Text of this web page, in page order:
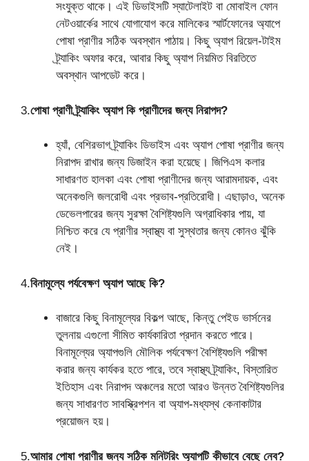
সংযুক্ত থাকে। এই ডিভাইসটি স্যাটেলাইট বা মোবাইল ফোন
নেটওয়ার্কের সাথে যোগাযোগ করে মালিকের স্মার্টফোনের অ্যাপে
পোষা প্রাণীর সঠিক অবস্থান পাঠায়। কিছু অ্যাপ রিয়েল-টাইম
ট্র্যাকিং অফার করে, আবার কিছু অ্যাপ নিয়মিত বিরতিতে
অবস্থান আপডেট করে।
3.পোষা প্রাণী ট্র্যাকিং অ্যাপ কি প্রাণীদের জন্য নিরাপদ?
হ্যাঁ, বেশিরভাগ ট্র্যাকিং ডিভাইস এবং অ্যাপ পোষা প্রাণীর জন্য
নিরাপদ রাখার জন্য ডিজাইন করা হয়েছে। জিপিএস কলার
সাধারণত হালকা এবং পোষা প্রাণীদের জন্য আরামদায়ক, এবং
অনেকগুলি জলরোধী এবং প্রভাব-প্রতিরোধী। এছাড়াও, অনেক
ডেভেলপারের জন্য সুরক্ষা বৈশিষ্ট্যগুলি অগ্রাধিকার পায়, যা
নিশ্চিত করে যে প্রাণীর স্বাস্থ্য বা সুস্থতার জন্য কোনও ঝুঁকি
নেই।
4.বিনামূল্যে পর্যবেক্ষণ অ্যাপ আছে কি?
বাজারে কিছু বিনামূল্যের বিকল্প আছে, কিন্তু পেইড ভার্সনের
তুলনায় এগুলো সীমিত কার্যকারিতা প্রদান করতে পারে।
বিনামূল্যের অ্যাপগুলি মৌলিক পর্যবেক্ষণ বৈশিষ্ট্যগুলি পরীক্ষা
করার জন্য কার্যকর হতে পারে, তবে স্বাস্থ্য ট্র্যাকিং, বিস্তারিত
ইতিহাস এবং নিরাপদ অঞ্চলের মতো আরও উন্নত বৈশিষ্ট্যগুলির
জন্য সাধারণত সাবস্ক্রিপশন বা অ্যাপ-মধ্যস্থ কেনাকাটার
প্রয়োজন হয়।
5.আমার পোষা প্রাণীর জন্য সঠিক মনিটরিং অ্যাপটি কীভাবে বেছে নেব?